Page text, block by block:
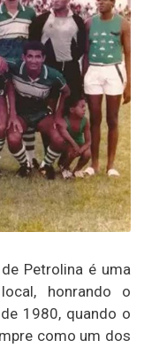
Petrolina é uma
honrando o
1980, quando o
como um dos